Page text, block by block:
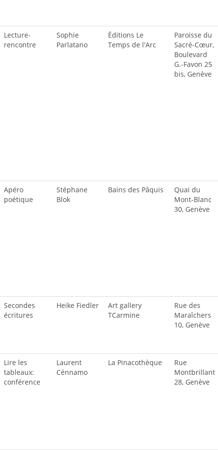
Lecture-
rencontre
Sophie
Parlatano
Éditions Le
Temps de l'Arc
Paroisse du
Sacré-Cœur,
Boulevard
G.-Favon 25
bis, Genève
Apéro
poétique
Stéphane
Blok
Bains des Pâquis
Quai du
Mont-Blanc
30, Genève
Secondes
écritures
Heike Fiedler
Art gallery
TCarmine
Rue des
Maraîchers
10, Genève
Lire les
tableaux:
conférence
Laurent
Cénnamo
La Pinacothèque
Rue
Montbrillant
28, Genève